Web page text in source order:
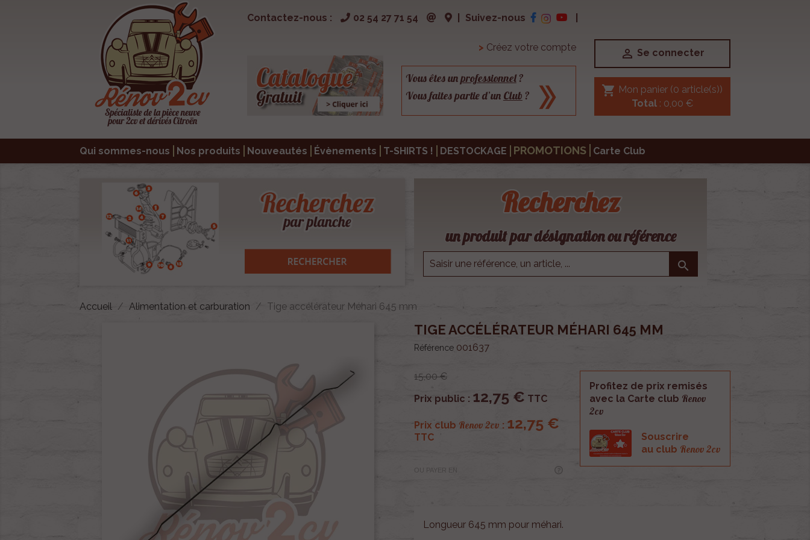
Contactez-nous : 02 54 27 71 54 Suivez-nous
> Créez votre compte
Vous êtes unprofessionnel?
Vous faites partie d’un Club ?
 Se connecter
shopping_cart Mon panier (0 article(s))
Total: 0,00 €
Qui sommes-nous Nos produits Nouveautés Évènements T-SHIRTS ! DESTOCKAGE PROMOTIONS Carte Club
Recherchez
un produit par désignation ou référence

Accueil Alimentation et carburation Tige accélérateur Méhari 645 mm
TIGE ACCÉLÉRATEUR MÉHARI 645 MM
Référence 001637
15,00 €
Prix public : 12,75 € TTC
Prix club Renov 2cv : 12,75 €
TTC
OU PAYER EN
Profitez de prix remisés
avec la Carte club Renov
2cv
Souscrire
au club Renov 2cv
Longueur 645 mm pour méhari.